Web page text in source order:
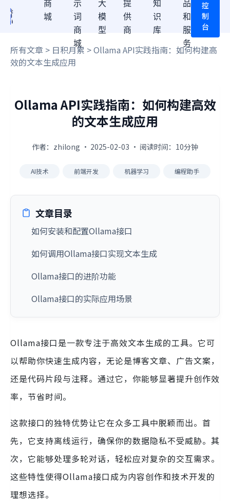
商
城
示
词
商
城
大
模
型
提
供
商
知
识
库
品
和
服
务
控
制
台
所有文章 > 日积月累 > Ollama API实践指南：如何构建高
效的文本生成应用
Ollama API实践指南：如何构建高效
的文本生成应用
作者：zhilong · 2025-02-03 · 阅读时间：10分钟
AI技术 前端开发 机器学习 编程助手
文章目录
如何安装和配置Ollama接口
如何调用Ollama接口实现文本生成
Ollama接口的进阶功能
Ollama接口的实际应用场景
Ollama接口是一款专注于高效文本生成的工具。它可
以帮助你快速生成内容，无论是博客文章、广告文案，
还是代码片段与注释。通过它，你能够显著提升创作效
率，节省时间。
这款接口的独特优势让它在众多工具中脱颖而出。首
先，它支持离线运行，确保你的数据隐私不受威胁。其
次，它能够处理多轮对话，轻松应对复杂的交互需求。
这些特性使得Ollama接口成为内容创作和技术开发的
理想选择。